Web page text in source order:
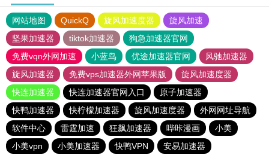
网站地图 QuickQ 旋风加速度器
旋风加速
坚果加速器
tiktok加速器
狗急加速器官网
免费vqn外网加速
小蓝鸟 优途加速器官网
风驰加速器
旋风加速器
免费vps加速器外网苹果版
旋风加速度器
快连加速器
快连加速器官网入口
原子加速器
快鸭加速器
快柠檬加速器 旋风加速度器
外网网址导航
软件中心
雷霆加速 狂飙加速器 哔咔漫画
小美
小美vpn
小美加速器 快鸭VPN
安易加速器